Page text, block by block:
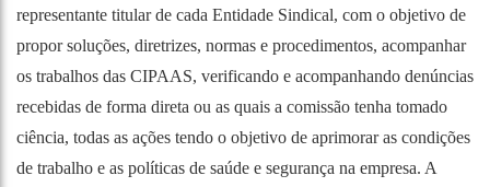
representante titular de cada Entidade Sindical, com o objetivo de
propor soluções, diretrizes, normas e procedimentos, acompanhar
os trabalhos das CIPAAS, verificando e acompanhando denúncias
recebidas de forma direta ou as quais a comissão tenha tomado
ciência, todas as ações tendo o objetivo de aprimorar as condições
de trabalho e as políticas de saúde e segurança na empresa. A